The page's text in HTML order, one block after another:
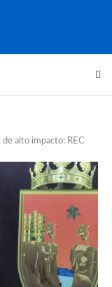
alto impacto: REC